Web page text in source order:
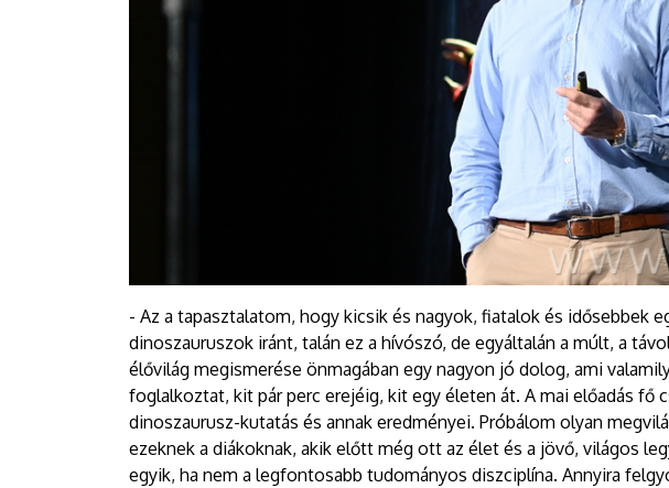
- Az a tapasztalatom, hogy kicsik és nagyok, fiatalok és idősebbek
dinoszauruszok iránt, talán ez a hívószó, de egyáltalán a múlt, a
élővilág megismerése önmagában egy nagyon jó dolog, ami
foglalkoztat, kit pár perc erejéig, kit egy életen át. A mai előadás fő
dinoszaurusz-kutatás és annak eredményei. Próbálom olyan
ezeknek a diákoknak, akik előtt még ott az élet és a jövő, világos
egyik, ha nem a legfontosabb tudományos diszciplína. Annyira